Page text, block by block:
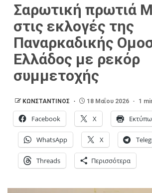
Σαρωτική πρωτιά
στις εκλογές της
Παναρκαδικής
Ελλάδος με ρεκόρ
συμμετοχής
ΚΩΝΣΤΑΝΤΙΝΟΣ 18 Μαΐου 2026 1
Facebook X
WhatsApp X
Threads Περισσότερα